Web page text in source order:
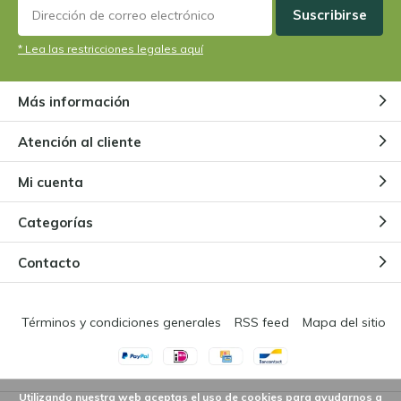
eine Pflanze im Set falsch geliefert
angekommen sie haben eine gute Größe und sehen
nach meiner Bestellung. Das einzige was mich ein
mit einer Tina ( wegen der ich extra bestellt habe)
Suscribirse
* Lea las restricciones legales aquí
Más información
Atención al cliente
Mi cuenta
Categorías
Contacto
Términos y condiciones generales RSS feed Mapa del sitio
Utilizando nuestra web aceptas el uso de cookies para ayudarnos a